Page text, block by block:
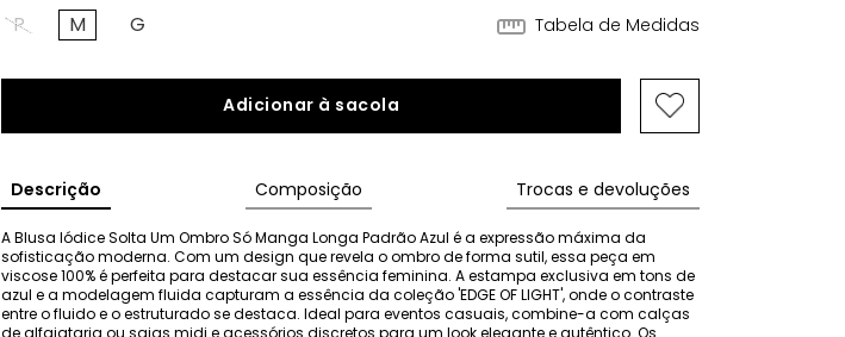
P M G Tabela de Medidas
Adicionar à sacola
Descrição Composição Trocas e devoluções
A Blusa Iódice Solta Um Ombro Só Manga Longa Padrão Azul é a expressão máxima da
sofisticação moderna. Com um design que revela o ombro de forma sutil, essa peça em
viscose 100% é perfeita para destacar sua essência feminina. A estampa exclusiva em tons de
azul e a modelagem fluida capturam a essência da coleção 'EDGE OF LIGHT', onde o contraste
entre o fluido e o estruturado se destaca. Ideal para eventos casuais, combine-a com calças
de alfaiataria ou saias midi e acessórios discretos para um look elegante e autêntico. Os